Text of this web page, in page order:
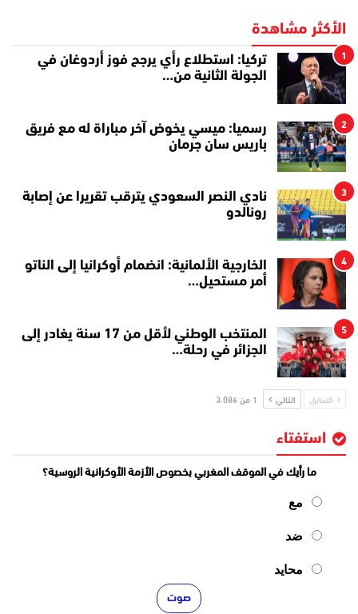
الأكثر مشاهدة
1
تركيا: استطلاع رأي يرجح فوز أردوغان في
الجولة الثانية من…
2
رسميا: ميسي يخوض آخر مباراة له مع فريق
باريس سان جرمان
3
نادي النصر السعودي يترقب تقريرا عن إصابة
رونالدو
4
الخارجية الألمانية: انضمام أوكرانيا إلى الناتو
أمر مستحيل…
5
المنتخب الوطني لأقل من 17 سنة يغادر إلى
الجزائر في رحلة…
السابق التالي 1 من 3٬086
استفتاء
ما رأيك في الموقف المغربي بخصوص الأزمة الأوكرانية الروسية؟
مع
ضد
محايد